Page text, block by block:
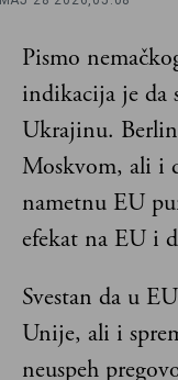
Pismo
indikacija je da
Ukrajinu.
Moskvom, ali i
nametnu EU
efekat na EU i
Svestan da u
Unije, ali i
neuspeh